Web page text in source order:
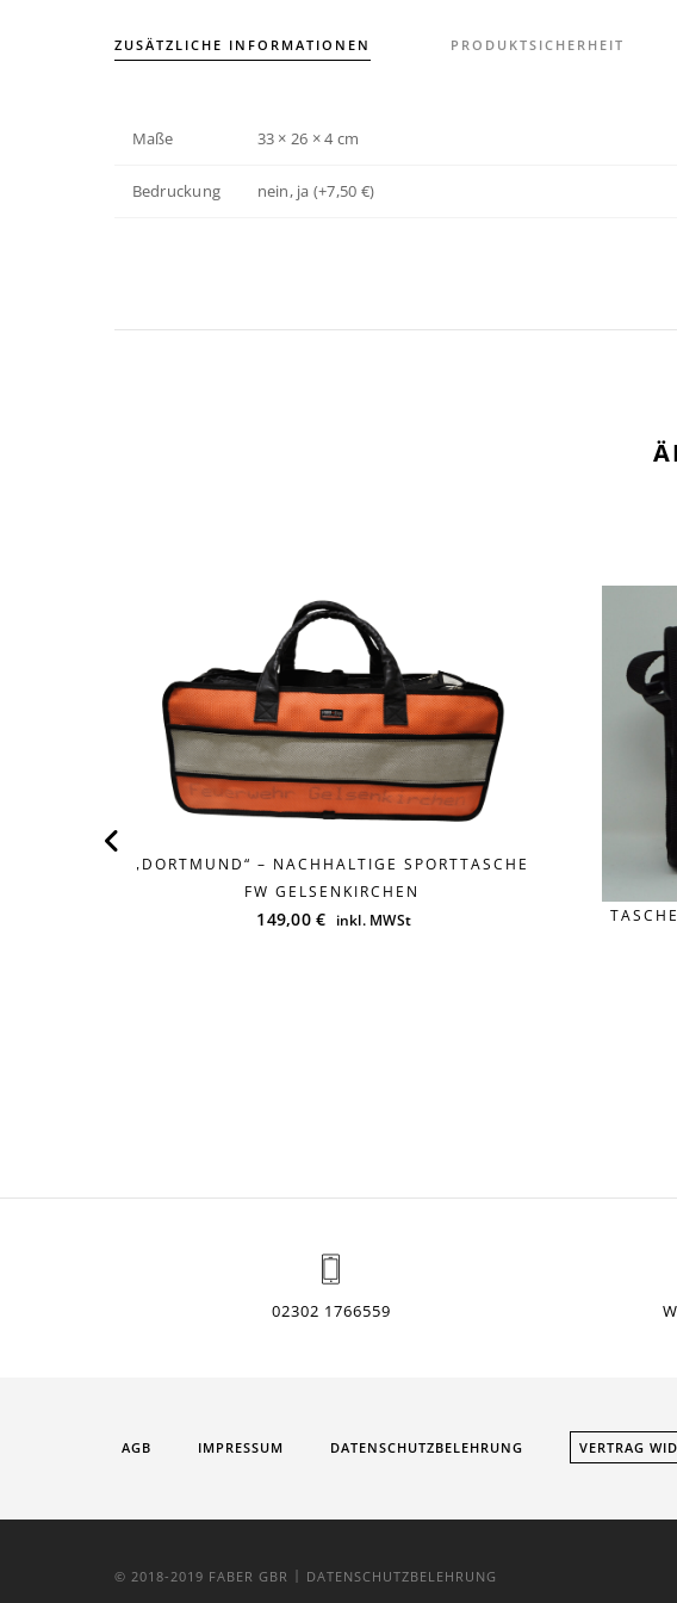
ZUSÄTZLICHE INFORMATIONEN PRODUKTSICHERHEIT
Maße 33 × 26 × 4 cm
Bedruckung nein, ja (+7,50 €)
„DORTMUND“ – NACHHALTIGE SPORTTASCHE
FW GELSENKIRCHEN
149,00€ inkl. MWSt
02302 1766559
AGB IMPRESSUM DATENSCHUTZBELEHRUNG VERTRAG
© 2018-2019 FABER GBR | DATENSCHUTZBELEHRUNG